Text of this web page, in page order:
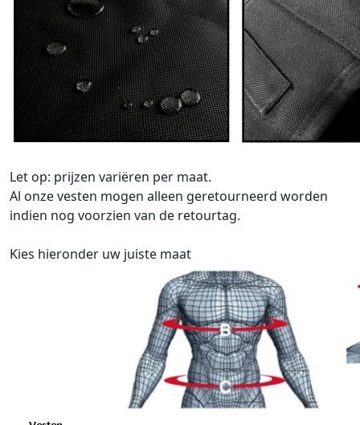
Let op: prijzen variëren per maat.
Al onze vesten mogen alleen geretourneerd worden
indien nog voorzien van de retourtag.
Kies hieronder uw juiste maat